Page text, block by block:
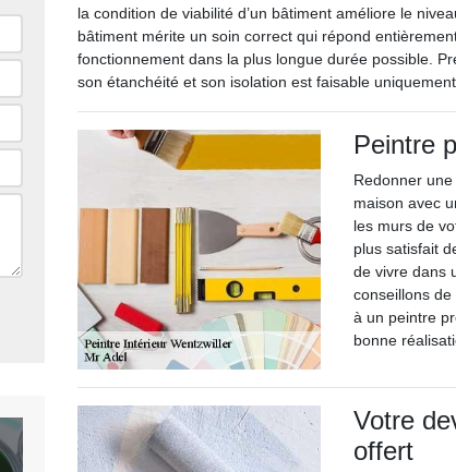
la condition de viabilité d’un bâtiment améliore le
bâtiment mérite un soin correct qui répond
fonctionnement dans la plus longue durée possible.
son étanchéité et son isolation est faisable
Peintre
Redonner
maison avec
les murs de
plus satisfait
de vivre dans
conseillons
à un peintre
bonne
Votre
offert